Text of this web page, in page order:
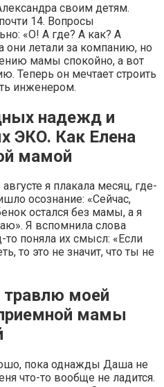
своим детям.
14. Вопросы
«О! А где? А как? А
они летали за компанию, но
мамы спокойно, а вот
Теперь он мечтает строить
инженером.
надежд и
ЭКО. Как Елена
мамой
я плакала месяц, где-
осознание: «Сейчас,
остался без мамы, а я
Я вспомнила слова
то поняла их смысл: «Если
то это не значит, что ты не
травлю моей
мамы
пока однажды Даша не
что-то вообще не ладится.